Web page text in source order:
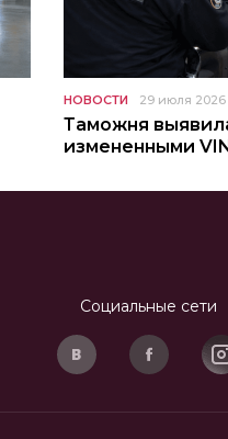
НОВОСТИ 29 июля 2026
Таможня
измененными
Социальные сети